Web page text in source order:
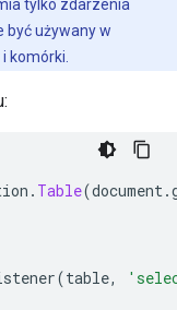
tylko zdarzenia
być używany w
komórki.
. Table(document.
(table,